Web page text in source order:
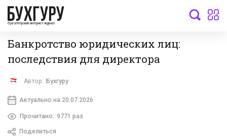
бухгалтерский интернет-журнал
Банкротство юридических лиц:
последствия для директора
Автор: Бухгуру
Актуально на 20.07.2026
Прочитано: 9771 раз
Поделиться